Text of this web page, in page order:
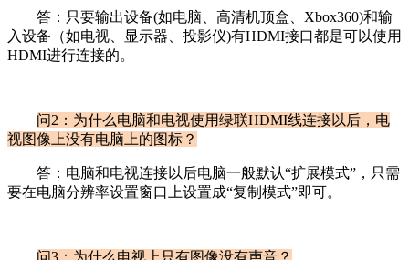
答：只要输出设备(如电脑、高清机顶盒、Xbox360)和输
入设备（如电视、显示器、投影仪)有HDMI接口都是可以使用
HDMI进行连接的。
问2：为什么电脑和电视使用绿联HDMI线连接以后，电
视图像上没有电脑上的图标？
答：电脑和电视连接以后电脑一般默认“扩展模式”，只需
要在电脑分辨率设置窗口上设置成“复制模式”即可。
问3：为什么电视上只有图像没有声音？